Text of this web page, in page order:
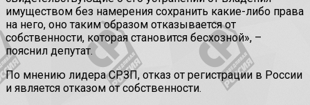
имуществом без намерения сохранить какие-либо права
на него, оно таким образом отказывается от
собственности, которая становится бесхозной», –
пояснил депутат.
По мнению лидера СРЗП, отказ от регистрации в России
и является отказом от собственности.